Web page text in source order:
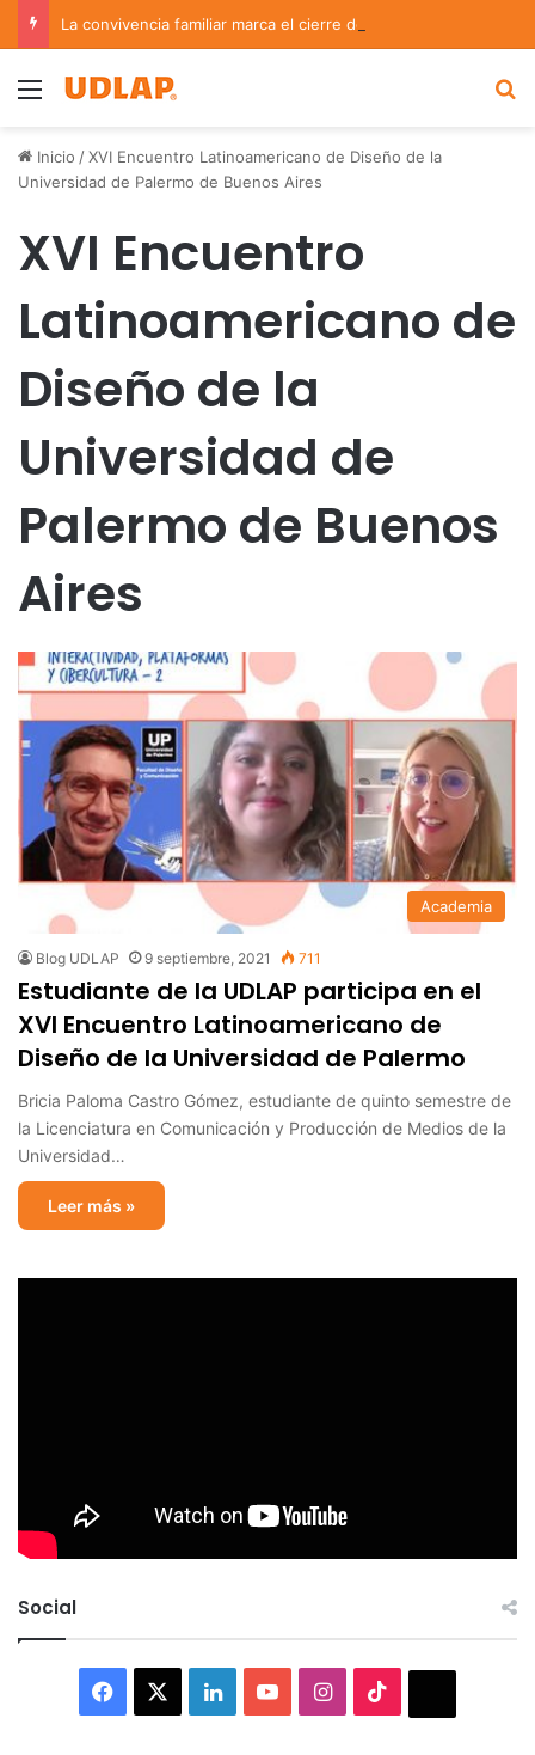
Menu
Inicio /XVI Encuentro Latinoamericano de Diseño de la
Universidad de Palermo de Buenos Aires
XVI Encuentro
Latinoamericano de
Diseño de la
Universidad de
Palermo de Buenos
Aires
Academia
Blog UDLAP 9 septiembre, 2021 711
Estudiante de la UDLAP participa en el
XVI Encuentro Latinoamericano de
Diseño de la Universidad de Palermo
Bricia Paloma Castro Gómez, estudiante de quinto semestre de
la Licenciatura en Comunicación y Producción de Medios de la
Universidad…
Leer más »
Social
Facebook LinkedInYouTubeInstagram